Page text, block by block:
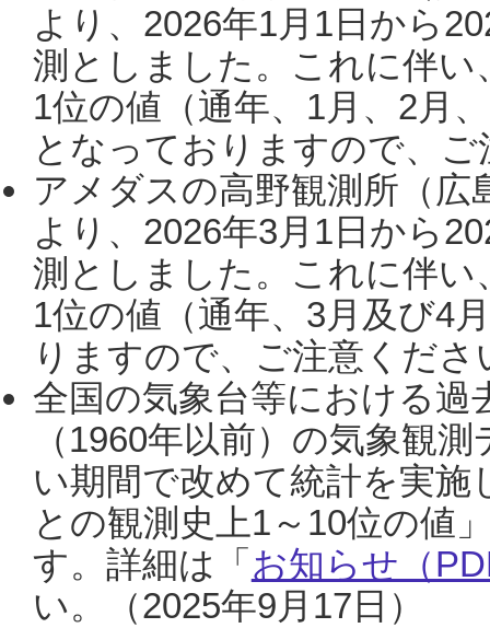
より、2026年1月1日から
測としました。これに伴い
1位の値（通年、1月、2月
となっておりますので、
アメダスの高野観測所（
より、2026年3月1日から
測としました。これに伴い
1位の値（通年、3月及び4
りますので、ご注意くだ
全国の気象台等における過
（1960年以前）の気象観
い期間で改めて統計を実
との観測史上1～10位の値
す。詳細は「 お知らせ（
い。（2025年9月17日）